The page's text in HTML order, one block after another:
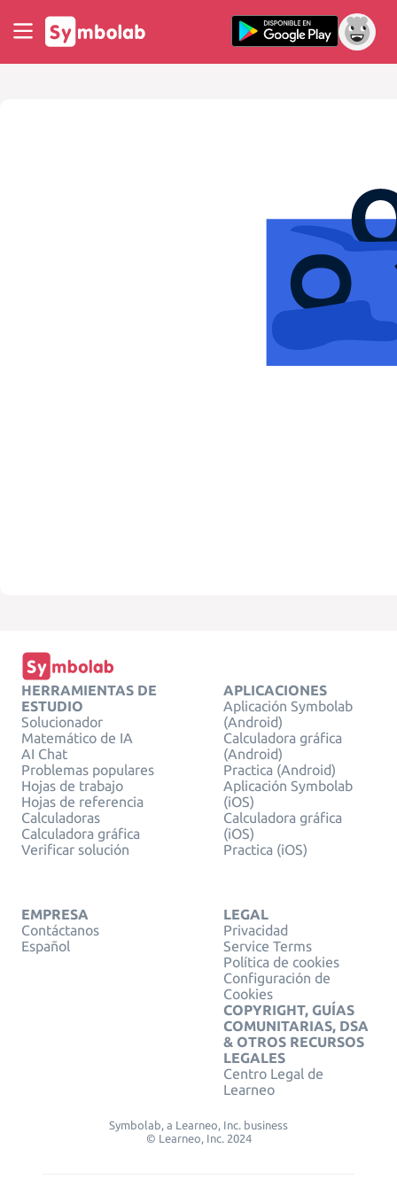
HERRAMIENTAS DE
ESTUDIO
Solucionador
Matemático de IA
AI Chat
Problemas populares
Hojas de trabajo
Hojas de referencia
Calculadoras
Calculadora gráfica
Verificar solución
APLICACIONES
Aplicación Symbolab
(Android)
Calculadora gráfica
(Android)
Practica (Android)
Aplicación Symbolab
(iOS)
Calculadora gráfica
(iOS)
Practica (iOS)
EMPRESA
Contáctanos
Español
LEGAL
Privacidad
Service Terms
Política de cookies
Configuración de
Cookies
COPYRIGHT, GUÍAS
COMUNITARIAS, DSA
& OTROS RECURSOS
LEGALES
Centro Legal de
Learneo
Symbolab, a Learneo, Inc. business
© Learneo, Inc. 2024